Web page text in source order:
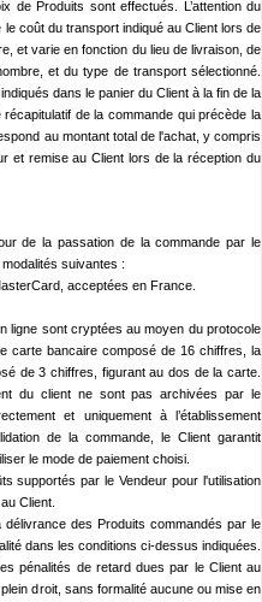
de Produits sont effectués. L’attention du
coût du transport indiqué au Client lors de
et varie en fonction du lieu de livraison, de
et du type de transport sélectionné.
dans le panier du Client à la fin de la
de la commande qui précède la
au montant total de l'achat, y compris
et remise au Client lors de la réception du
de la passation de la commande par le
suivantes :
acceptées en France.
ligne sont cryptées au moyen du protocole
carte bancaire composé de 16 chiffres, la
de 3 chiffres, figurant au dos de la carte.
du client ne sont pas archivées par le
et uniquement à l’établissement
de la commande, le Client garantit
le mode de paiement choisi.
supportés par le Vendeur pour l'utilisation
Client.
des Produits commandés par le
dans les conditions ci-dessus indiquées.
pénalités de retard dues par le Client au
droit, sans formalité aucune ou mise en